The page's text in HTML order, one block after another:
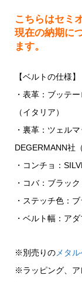
こちらはセミ
現在の納期に
ます。
【ベルトの仕様】
・表革：ブッテ
（イタリア）
・裏革：ツェル
DEGERMANN社
・コンチョ：
・コバ：ブラッ
・ステッチ色：
・ベルト幅：ア
※別売りのメタ
※ラッピング、ア